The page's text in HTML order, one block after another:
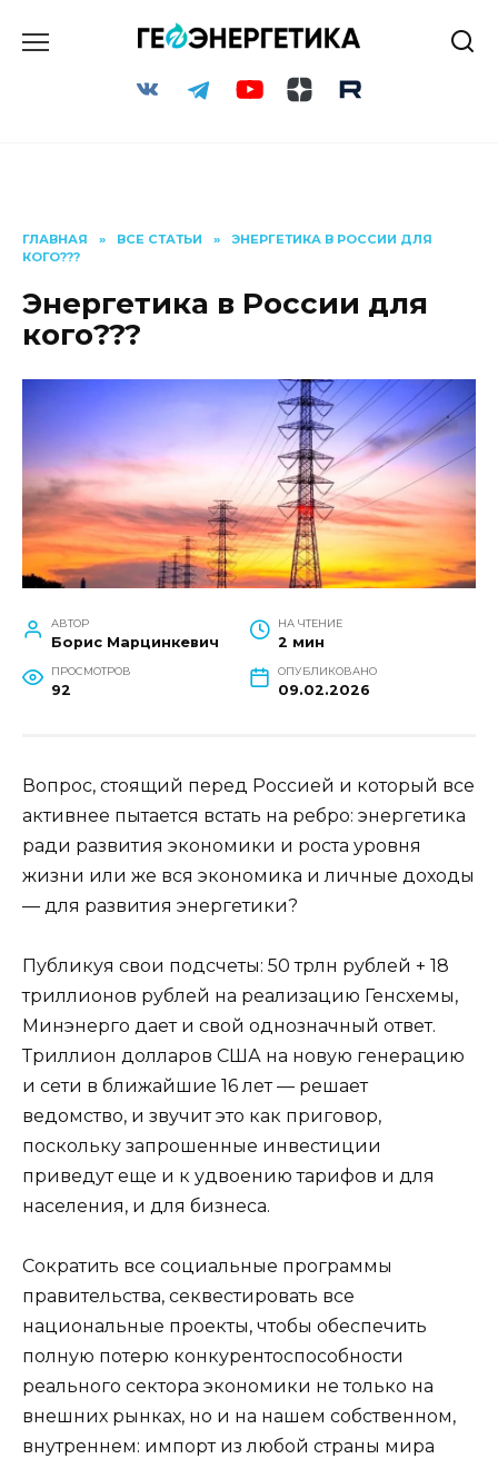
ГЛАВНАЯ » ВСЕ СТАТЬИ »
ЭНЕРГЕТИКА В РОССИИ ДЛЯ
КОГО???
Энергетика в России для
кого???
АВТОР
Борис Марцинкевич
НА ЧТЕНИЕ
2 мин
ПРОСМОТРОВ
92
ОПУБЛИКОВАНО
09.02.2026
Вопрос, стоящий перед Россией и который все
активнее пытается встать на ребро: энергетика
ради развития экономики и роста уровня
жизни или же вся экономика и личные доходы
— для развития энергетики?
Публикуя свои подсчеты: 50 трлн рублей + 18
триллионов рублей на реализацию Генсхемы,
Минэнерго дает и свой однозначный ответ.
Триллион долларов США на новую генерацию
и сети в ближайшие 16 лет — решает
ведомство, и звучит это как приговор,
поскольку запрошенные инвестиции
приведут еще и к удвоению тарифов и для
населения, и для бизнеса.
Сократить все социальные программы
правительства, секвестировать все
национальные проекты, чтобы обеспечить
полную потерю конкурентоспособности
реального сектора экономики не только на
внешних рынках, но и на нашем собственном,
внутреннем: импорт из любой страны мира